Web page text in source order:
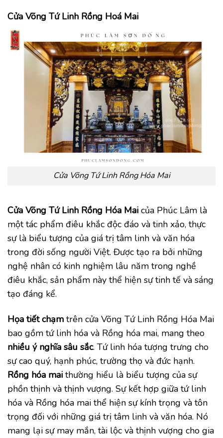
Cửa Võng Tứ Linh Rồng Hoá Mai
Cửa Võng Tứ Linh Rồng Hóa Mai
Cửa Võng Tứ Linh Rồng Hóa Mai của Phúc Lâm là
một tác phẩm điêu khắc độc đáo và tinh xảo, thực
sự là biểu tượng của giá trị tâm linh và văn hóa
trong đời sống người Việt. Được tạo ra bởi những
nghệ nhân có kinh nghiệm lâu năm trong nghề
điêu khắc, sản phẩm này thể hiện sự tinh tế và sáng
tạo đáng kể.
Họa tiết chạm trên cửa Võng Tứ Linh Rồng Hóa Mai
bao gồm tứ linh hóa và Rồng hóa mai, mang theo
nhiều ý nghĩa sâu sắc. Tứ linh hóa tượng trưng cho
sự cao quý, hạnh phúc, trường thọ và đức hạnh.
Rồng hóa mai thường hiểu là biểu tượng của sự
phồn thịnh và thịnh vượng. Sự kết hợp giữa tứ linh
hóa và Rồng hóa mai thể hiện sự kính trọng và tôn
trọng đối với những giá trị tâm linh và văn hóa. Nó
mang lại sự may mắn, tài lộc và thịnh vượng cho gia